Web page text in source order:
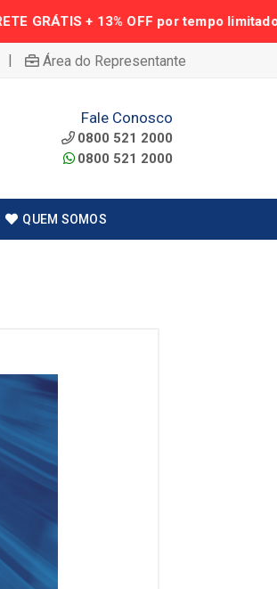
| Área do Representante
Fale Conosco
0800 521 2000
0800 521 2000
QUEM SOMOS